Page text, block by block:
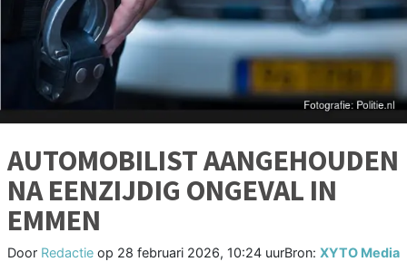
AUTOMOBILIST AANGEHOUDEN
NA EENZIJDIG ONGEVAL IN
EMMEN
Door Redactie op 28 februari 2026, 10:24 uurBron: XYTO Media